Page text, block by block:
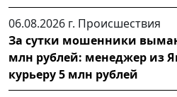
06.08.2026 г. Происшествия
За сутки мошенники
млн рублей: менеджер из
курьеру 5 млн рублей